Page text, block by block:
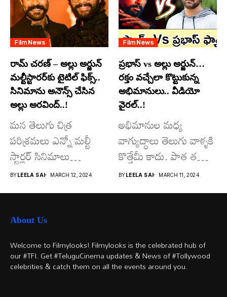
Film News
రామ్ చరణ్ – అల్లు అర్జున్
మల్టీస్టారర్​కు టైటిల్ ఫిక్స్..
సినిమాను అనౌన్స్ చేసిన
అల్లు అరవింద్..!
మన తెలుగు చిత్ర
పరిశ్రమలు ఎన్నో మల్టీ
స్టార్లర్ సినిమాలు
వచ్చాయి.. కొన్ని సినిమాలు
అయితే...
BYLEELA SAI MARCH 12, 2024
Film News
ప్రభాస్ vs అల్లు అర్జున్…
రక్తం వచ్చేలా కొట్టుకున్న
అభిమానులు.. వీడియో
వైరల్..!
అభిమానుల మధ్య
వాగ్యుద్ధాలు తెలుగు వాళ్ళకి
కొత్తేమీ కాదు. పాత తరం
నటుల నుంచి నేటి...
BYLEELA SAI MARCH 11, 2024
About Us
Welcome to Filmylooks! Filmylooks is the celebrated hub of
our #TFI. Get #TeluguCinema updates & News of #Tollywood
celebrities & catch them on all the events around you.